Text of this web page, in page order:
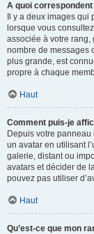
A quoi
Il y a deux images
lorsque vous
associée à votre
nombre de messages
plus grande, est
propre à chaque
Haut
Comment puis-je
Depuis votre panneau
un avatar en utilisant
galerie, distant ou
avatars et décider de
pouvez pas utiliser
Haut
Qu’est-ce que mon